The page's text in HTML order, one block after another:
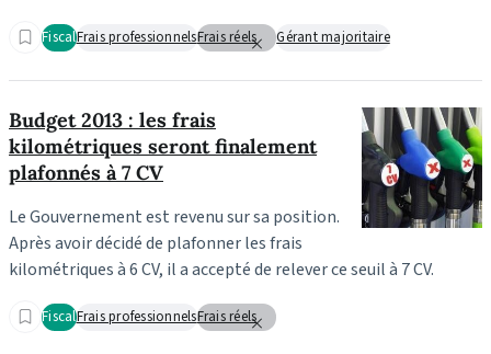
FiscalFrais professionnelsFrais réels Gérant majoritaire
Budget 2013 : les frais
kilométriques seront finalement
plafonnés à 7 CV
Le Gouvernement est revenu sur sa position.
Après avoir décidé de plafonner les frais
kilométriques à 6 CV, il a accepté de relever ce seuil à 7 CV.
FiscalFrais professionnelsFrais réels